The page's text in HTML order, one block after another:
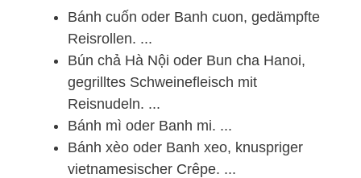
Bánh cuốn oder Banh cuon, gedämpfte
Reisrollen. ...
Bún chả Hà Nội oder Bun cha Hanoi,
gegrilltes Schweinefleisch mit
Reisnudeln. ...
Bánh mì oder Banh mi. ...
Bánh xèo oder Banh xeo, knuspriger
vietnamesischer Crêpe. ...